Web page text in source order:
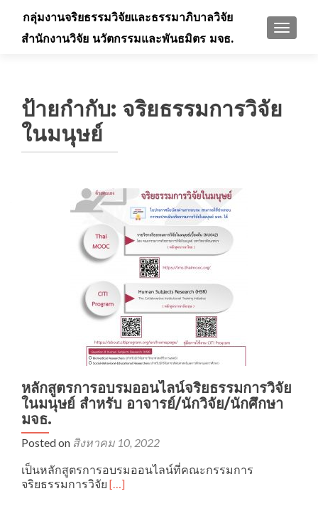
กลุ่มงานจริยธรรมวิจัยและธรรมาภิบาลวิจัย
สำนักงานวิจัย นวัตกรรมและพันธมิตร มจธ.
ป้ายกำกับ: จริยธรรมการวิจัย
ในมนุษย์
หลักสูตรการอบรมออนไลน์จริยธรรมการวิจัย
ในมนุษย์ สำหรับ อาจารย์/นักวิจัย/นักศึกษา
มจธ.
Posted on สิงหาคม 10, 2022
เป็นหลักสูตรการอบรมออนไลน์ที่คณะกรรมการ
จริยธรรมการวิจัย Read
[…]